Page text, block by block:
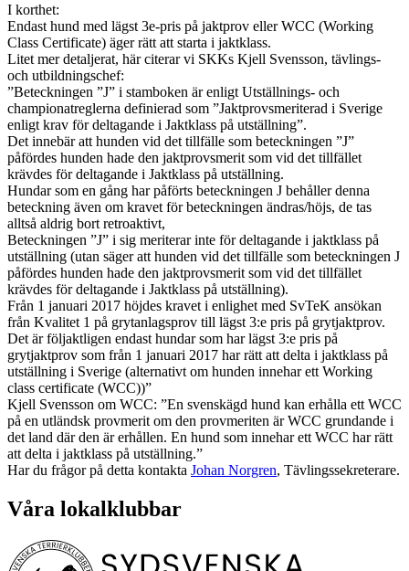
I korthet:
Endast hund med lägst 3e-pris på jaktprov eller WCC (Working
Class Certificate) äger rätt att starta i jaktklass.
Litet mer detaljerat, här citerar vi SKKs Kjell Svensson, tävlings-
och utbildningschef:
”Beteckningen ”J” i stamboken är enligt Utställnings- och
championatreglerna definierad som ”Jaktprovsmeriterad i Sverige
enligt krav för deltagande i Jaktklass på utställning”.
Det innebär att hunden vid det tillfälle som beteckningen ”J”
påfördes hunden hade den jaktprovsmerit som vid det tillfället
krävdes för deltagande i Jaktklass på utställning.
Hundar som en gång har påförts beteckningen J behåller denna
beteckning även om kravet för beteckningen ändras/höjs, de tas
alltså aldrig bort retroaktivt,
Beteckningen ”J” i sig meriterar inte för deltagande i jaktklass på
utställning (utan säger att hunden vid det tillfälle som beteckningen J
påfördes hunden hade den jaktprovsmerit som vid det tillfället
krävdes för deltagande i Jaktklass på utställning).
Från 1 januari 2017 höjdes kravet i enlighet med SvTeK ansökan
från Kvalitet 1 på grytanlagsprov till lägst 3:e pris på grytjaktprov.
Det är följaktligen endast hundar som har lägst 3:e pris på
grytjaktprov som från 1 januari 2017 har rätt att delta i jaktklass på
utställning i Sverige (alternativt om hunden innehar ett Working
class certificate (WCC))”
Kjell Svensson om WCC: ”En svenskägd hund kan erhålla ett WCC
på en utländsk provmerit om den provmeriten är WCC grundande i
det land där den är erhållen. En hund som innehar ett WCC har rätt
att delta i jaktklass på utställning.”
Har du frågor på detta kontakta Johan Norgren, Tävlingssekreterare.
Våra lokalklubbar